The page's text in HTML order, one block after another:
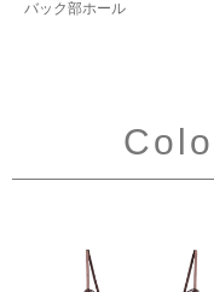
バック部ホール